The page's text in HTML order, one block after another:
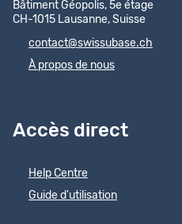
Bâtiment Géopolis, 5e étage
CH-1015 Lausanne, Suisse
contact@swissubase.ch
À propos de nous
Accès direct
Help Centre
Guide d'utilisation